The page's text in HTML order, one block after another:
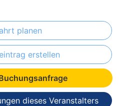
planen
erstellen
dieses Veranstalters